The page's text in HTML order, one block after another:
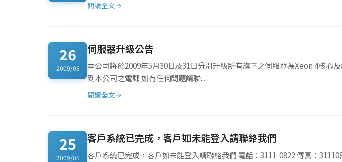
閱讀全文
26
2009/05
伺服器升級公告
本公司將於2009年5月30日及31日分別升級所有旗下之伺服器為Xeon 4核心
到本公司之電郵 如有任何問題請聯...
閱讀全文
25
2009/05
客戶系統已完成，客戶如未能登入請聯絡我們
客戶系統已完成，客戶如未能登入請聯絡我們 電話：3111-0822 傳真：